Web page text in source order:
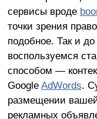
сервисы вроде
точки зрения
подобное. Так и
воспользуемся
способом —
Google AdWords.
размещении
рекламных